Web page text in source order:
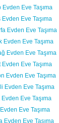
Evden Eve Taşıma
Evden Eve Taşıma
Evden Eve Taşıma
Evden Eve Taşıma
Evden Eve Taşıma
Evden Eve Taşıma
Evden Eve Taşıma
Evden Eve Taşıma
Eve Taşıma
Eve Taşıma
Evden Eve Taşıma